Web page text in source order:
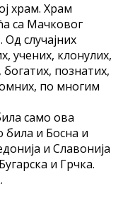
храм. Храм
са Мачковог
Од случајних
учених, клонулих,
познатих,
по многим
само ова
била и Босна и
и Славонија
и Грчка.